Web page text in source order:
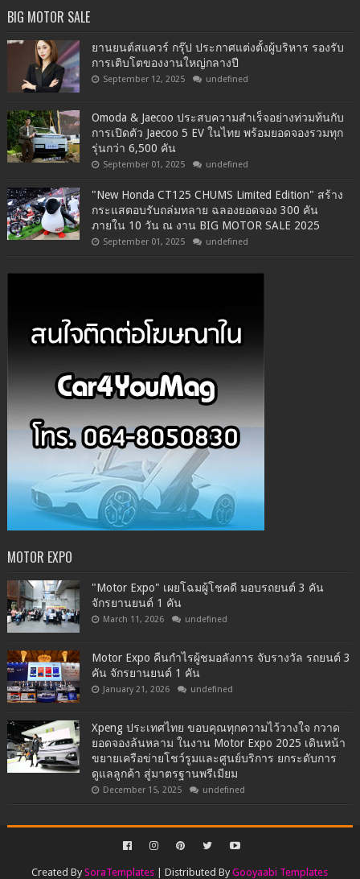
BIG MOTOR SALE
ยานยนต์สแควร์ กรุ๊ป ประกาศแต่งตั้งผู้บริหาร รองรับ
การเติบโตของงานใหญ่กลางปี
September 12, 2025 undefined
Omoda & Jaecoo ประสบความสำเร็จอย่างท่วมท้นกับ
การเปิดตัว Jaecoo 5 EV ในไทย พร้อมยอดจองรวมทุก
รุ่นกว่า 6,500 คัน
September 01, 2025 undefined
"New Honda CT125 CHUMS Limited Edition" สร้าง
กระแสตอบรับถล่มทลาย ฉลองยอดจอง 300 คัน
ภายใน 10 วัน ณ งาน BIG MOTOR SALE 2025
September 01, 2025 undefined
MOTOR EXPO
"Motor Expo" เผยโฉมผู้โชคดี มอบรถยนต์ 3 คัน
จักรยานยนต์ 1 คัน
March 11, 2026 undefined
Motor Expo คืนกำไรผู้ชมอลังการ จับรางวัล รถยนต์ 3
คัน จักรยานยนต์ 1 คัน
January 21, 2026 undefined
Xpeng ประเทศไทย ขอบคุณทุกความไว้วางใจ กวาด
ยอดจองล้นหลาม ในงาน Motor Expo 2025 เดินหน้า
ขยายเครือข่ายโชว์รูมและศูนย์บริการ ยกระดับการ
ดูแลลูกค้า สู่มาตรฐานพรีเมียม
December 15, 2025 undefined
Created BySoraTemplates | Distributed ByGooyaabi Templates